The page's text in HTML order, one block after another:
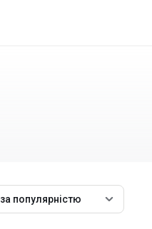
за популярністю